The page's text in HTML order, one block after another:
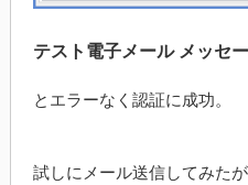
テスト電子メール メッセ
とエラーなく認証に成功。
試しにメール送信してみた